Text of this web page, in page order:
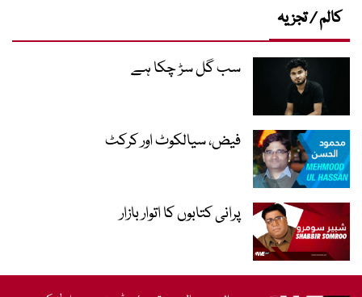
کالم / تجزیہ
سب گل سڑ چکا ہے
فیض، سیالکوٹ اور کرکٹ
پرانی کتابوں کا اتوار بازار